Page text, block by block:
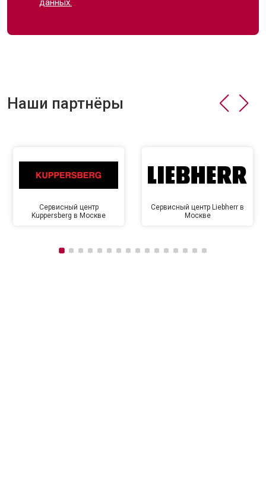
данных.
Наши партнёры
Сервисный центр
Kuppersberg в Москве
Сервисный центр Liebherr в
Москве